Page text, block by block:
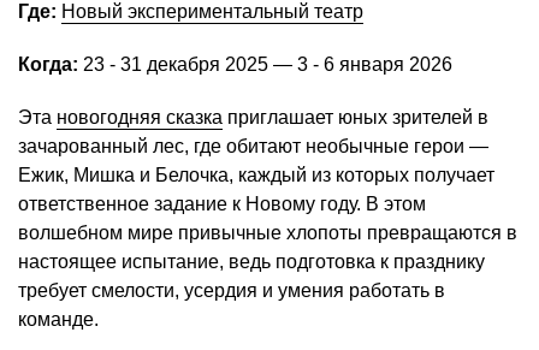
Где: Новый экспериментальный театр
Когда: 23 - 31 декабря 2025 — 3 - 6 января 2026
Эта новогодняя сказка приглашает юных зрителей в
зачарованный лес, где обитают необычные герои —
Ежик, Мишка и Белочка, каждый из которых получает
ответственное задание к Новому году. В этом
волшебном мире привычные хлопоты превращаются в
настоящее испытание, ведь подготовка к празднику
требует смелости, усердия и умения работать в
команде.